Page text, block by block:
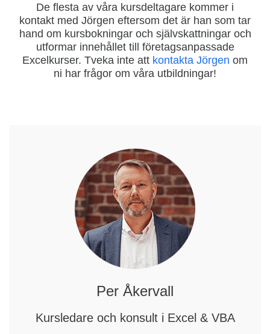
De flesta av våra kursdeltagare kommer i
kontakt med Jörgen eftersom det är han som tar
hand om kursbokningar och självskattningar och
utformar innehållet till företagsanpassade
Excelkurser. Tveka inte att kontakta Jörgen om
ni har frågor om våra utbildningar!
Per Åkervall
Kursledare och konsult i Excel & VBA